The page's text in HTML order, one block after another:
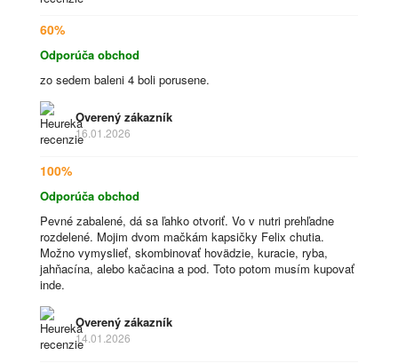
60%
Odporúča obchod
zo sedem baleni 4 boli porusene.
Overený zákazník
16.01.2026
100%
Odporúča obchod
Pevné zabalené, dá sa ľahko otvoriť. Vo v nutri prehľadne
rozdelené. Mojim dvom mačkám kapsičky Felix chutia.
Možno vymyslieť, skombinovať hovädzie, kuracie, ryba,
jahňacína, alebo kačacina a pod. Toto potom musím kupovať
inde.
Overený zákazník
14.01.2026